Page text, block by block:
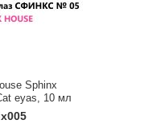
Sphinx
eyas, 10 мл